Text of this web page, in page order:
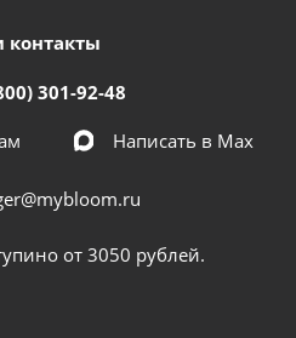
301-92-48
Написать в Мах
от 3050 рублей.